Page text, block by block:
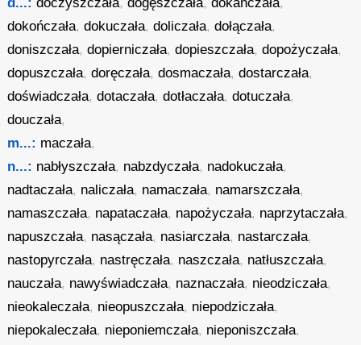
dokończała,dokuczała,doliczała,dołączała,
doniszczała,dopierniczała,dopieszczała,dopożyczała,
dopuszczała,doręczała,dosmaczała,dostarczała,
doświadczała,dotaczała,dotłaczała,dotuczała,
douczała,
m...: maczała,
n...: nabłyszczała, nabzdyczała, nadokuczała,
nadtaczała, naliczała, namaczała, namarszczała,
namaszczała, napataczała, napożyczała, naprzytaczała,
napuszczała, nasączała, nasiarczała, nastarczała,
nastopyrczała, nastręczała, naszczała, natłuszczała,
nauczała, nawyświadczała, naznaczała, nieodziczała,
nieokaleczała, nieopuszczała, niepodziczała,
niepokaleczała, nieponiemczała, nieponiszczała,